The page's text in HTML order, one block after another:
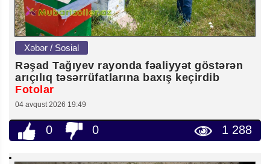
Xəbər / Sosial
Rəşad Tağıyev rayonda fəaliyyət göstərən
arıçılıq təsərrüfatlarına baxış keçirdib
Fotolar
04 avqust 2026 19:49
0 0 1 288